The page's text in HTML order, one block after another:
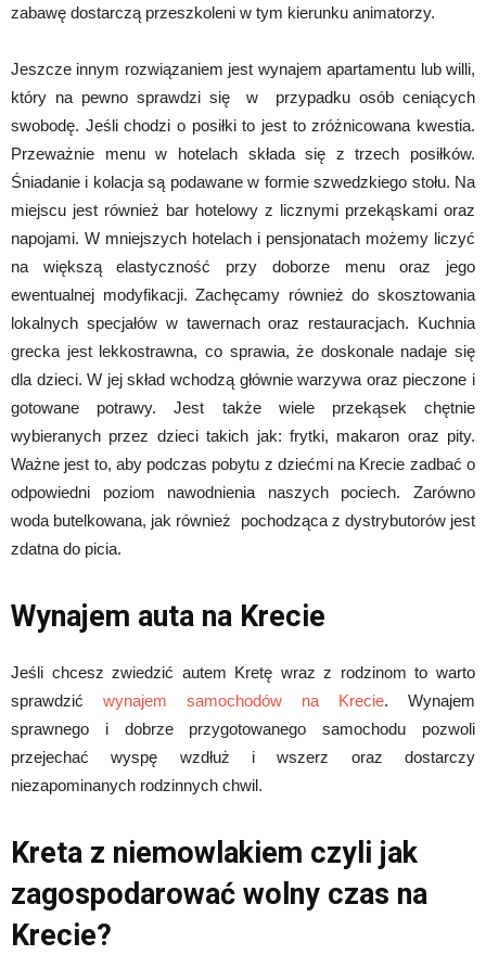
zabawę dostarczą przeszkoleni w tym kierunku animatorzy.
Jeszcze innym rozwiązaniem jest wynajem apartamentu lub willi,
który na pewno sprawdzi się w przypadku osób ceniących
swobodę. Jeśli chodzi o posiłki to jest to zróżnicowana kwestia.
Przeważnie menu w hotelach składa się z trzech posiłków.
Śniadanie i kolacja są podawane w formie szwedzkiego stołu. Na
miejscu jest również bar hotelowy z licznymi przekąskami oraz
napojami. W mniejszych hotelach i pensjonatach możemy liczyć
na większą elastyczność przy doborze menu oraz jego
ewentualnej modyfikacji. Zachęcamy również do skosztowania
lokalnych specjałów w tawernach oraz restauracjach. Kuchnia
grecka jest lekkostrawna, co sprawia, że doskonale nadaje się
dla dzieci. W jej skład wchodzą głównie warzywa oraz pieczone i
gotowane potrawy. Jest także wiele przekąsek chętnie
wybieranych przez dzieci takich jak: frytki, makaron oraz pity.
Ważne jest to, aby podczas pobytu z dziećmi na Krecie zadbać o
odpowiedni poziom nawodnienia naszych pociech. Zarówno
woda butelkowana, jak również pochodząca z dystrybutorów jest
zdatna do picia.
Wynajem auta na Krecie
Jeśli chcesz zwiedzić autem Kretę wraz z rodzinom to warto
sprawdzić wynajem samochodów na Krecie. Wynajem
sprawnego i dobrze przygotowanego samochodu pozwoli
przejechać wyspę wzdłuż i wszerz oraz dostarczy
niezapominanych rodzinnych chwil.
Kreta z niemowlakiem czyli jak
zagospodarować wolny czas na
Krecie?